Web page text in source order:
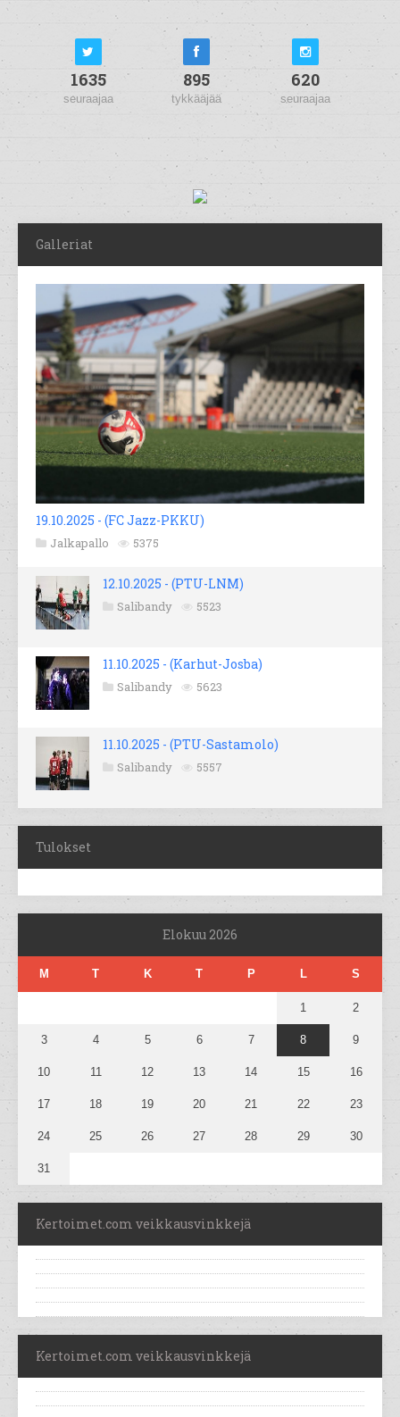
1635
seuraajaa
895
tykkääjää
620
seuraajaa
Galleriat
19.10.2025 - (FC Jazz-PKKU)
Jalkapallo 5375
12.10.2025 - (PTU-LNM)
Salibandy 5523
11.10.2025 - (Karhut-Josba)
Salibandy 5623
11.10.2025 - (PTU-Sastamolo)
Salibandy 5557
Tulokset
Elokuu 2026
M T K T P L S
1 2
3 4 5 6 7 8 9
10 11 12 13 14 15 16
17 18 19 20 21 22 23
24 25 26 27 28 29 30
31
Kertoimet.com veikkausvinkkejä
Kertoimet.com veikkausvinkkejä